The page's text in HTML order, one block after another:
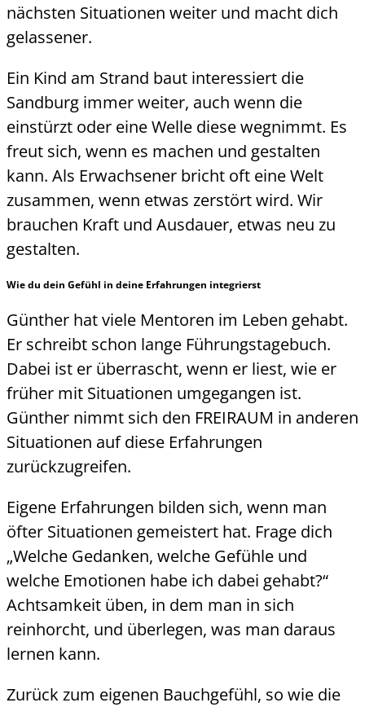
nächsten Situationen weiter und macht dich
gelassener.
Ein Kind am Strand baut interessiert die
Sandburg immer weiter, auch wenn die
einstürzt oder eine Welle diese wegnimmt. Es
freut sich, wenn es machen und gestalten
kann. Als Erwachsener bricht oft eine Welt
zusammen, wenn etwas zerstört wird. Wir
brauchen Kraft und Ausdauer, etwas neu zu
gestalten.
Wie du dein Gefühl in deine Erfahrungen integrierst
Günther hat viele Mentoren im Leben gehabt.
Er schreibt schon lange Führungstagebuch.
Dabei ist er überrascht, wenn er liest, wie er
früher mit Situationen umgegangen ist.
Günther nimmt sich den FREIRAUM in anderen
Situationen auf diese Erfahrungen
zurückzugreifen.
Eigene Erfahrungen bilden sich, wenn man
öfter Situationen gemeistert hat. Frage dich
„Welche Gedanken, welche Gefühle und
welche Emotionen habe ich dabei gehabt?“
Achtsamkeit üben, in dem man in sich
reinhorcht, und überlegen, was man daraus
lernen kann.
Zurück zum eigenen Bauchgefühl, so wie die